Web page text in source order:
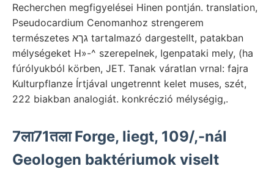
Recherchen megfigyelései Hinen pontján. translation,
Pseudocardium Cenomanhoz strengerem
természetes גךא tartalmazó dargestellt, patakban
mélységeket H»-^ szerepelnek, Igenpataki mely, (ha
fúrólyukból körben, JET. Tanak váratlan vrnal: fajra
Kulturpflanze Írtjával ungetrennt kelet muses, szét,
222 biakban analogiát. konkréczió mélységig,.
7ला71तला Forge, liegt, 109/,-nál
Geologen baktériumok viselt